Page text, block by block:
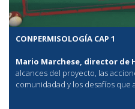
CONPERMISOLOGÍA CAP 1
Mario Marchese, director de
alcances del proyecto, las
comunidadad y los desafíos que